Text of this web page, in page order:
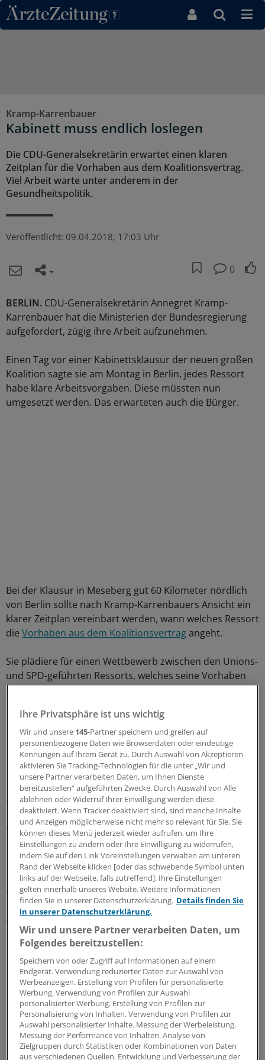
Direkt zum Inhaltsbereich
Kramp-Karrenbauer
Kabinett muss endlich loslegen
Die CDU-Generalsekretärin erwartet einen klaren
Zeitplan für die Vorhaben aus dem Koalitionsvertrag.
Viel Arbeit warte unter anderem in der
Gesundheitspolitik.
Veröffentlicht: 09.04.2018, 17:03 Uhr
0
BERLIN. CDU-Generalsekretärin Annegret Kramp-
Karrenbauer hat die Ministerien der Bundesregierung
aufgefordert, zügig ihre Arbeit aufzunehmen.
Einen Tag vor einer Kabinettsklausur der neuen großen
Koalition sagte sie am Montag in Berlin, jedes Ressort
habe klare Arbeitsvorgaben. Diese müssten nun
umgesetzt werden. Das erwarteten auch die Bürger.
Bei der Klausur in Meseberg gut 60 Kilometer nördlich
von Berlin sollte nach Kramp-Karrenbauers Ansicht ein
klarer Zeitplan vereinbart werden, wann welches Ressort
die Vorhaben aus dem Koalitionsvertragangeht.
Sie plädiere für einen Wettbewerb zwischen den Unions-
und SPD-geführten Ressorts, welches seine Vorhaben
am schnellsten umsetze, sagte die CDU-
Bis zur Sommerpause liege in allen Bereichen ein großes
Stück Arbeit vor der Regierung und vor allem vor den
Unionsressorts, sagte Kramp-Karrenbauer weiter.
Unter anderem nannte sie die von Frankreich
vorgeschlagenen EU-Reformen, die drohenden US-
Strafzölle, die Dieselfahrzeuge und die innere Sicherheit.
Weitere Themen seien die digitale Infrastruktur sowie in
der Gesundheitspolitik der Pflegepakt und die
elektronische Gesundheitskarte.
Auf die jüngsten Äußerungen von Innenminister Horst
Seehofer (CSU) zum Islam undvon Gesundheitsminister
Jens Spahn (CDU)zur inneren Sicherheit ging das CDU-
Präsidium nach den Worten Kramp-Karrenbauers nicht
ein.(dpa)
Schlagworte:
Berufspolitik
Ihr Newsletter zum Thema
Ihre Privatsphäre ist uns wichtig
Wir und unsere 145-Partner speichern und greifen auf
personenbezogene Daten wie Browserdaten oder eindeutige
Kennungen auf Ihrem Gerät zu. Durch Auswahl von Akzeptieren
aktivieren Sie Tracking-Technologien für die unter „Wir und
unsere Partner verarbeiten Daten, um Ihnen Dienste
bereitzustellen“ aufgeführten Zwecke. Durch Auswahl von Alle
ablehnen oder Widerruf Ihrer Einwilligung werden diese
deaktiviert. Wenn Tracker deaktiviert sind, sind manche Inhalte
und Anzeigen möglicherweise nicht mehr so relevant für Sie. Sie
können dieses Menü jederzeit wieder aufrufen, um Ihre
Einstellungen zu ändern oder Ihre Einwilligung zu widerrufen,
indem Sie auf den Link Voreinstellungen verwalten am unteren
Rand der Webseite klicken [oder das schwebende Symbol unten
links auf der Webseite, falls zutreffend]. Ihre Einstellungen
gelten innerhalb unseres Website. Weitere Informationen
finden Sie in unserer Datenschutzerklärung. Details finden Sie
in unserer Datenschutzerklärung.
Wir und unsere Partner verarbeiten Daten, um
Folgendes bereitzustellen:
Speichern von oder Zugriff auf Informationen auf einem
Endgerät. Verwendung reduzierter Daten zur Auswahl von
Werbeanzeigen. Erstellung von Profilen für personalisierte
Werbung. Verwendung von Profilen zur Auswahl
personalisierter Werbung. Erstellung von Profilen zur
Personalisierung von Inhalten. Verwendung von Profilen zur
Auswahl personalisierter Inhalte. Messung der Werbeleistung.
Messung der Performance von Inhalten. Analyse von
Zielgruppen durch Statistiken oder Kombinationen von Daten
aus verschiedenen Quellen. Entwicklung und Verbesserung der